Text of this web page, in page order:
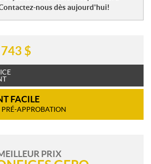
nous dès aujourd'hui!
$
FACILE
APPROBATION
PRIX